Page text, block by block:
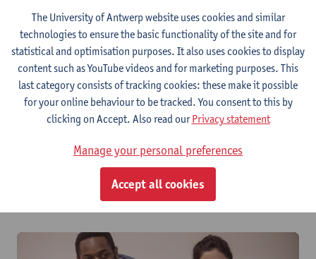
información disponible en inglés.
Elige un programa
The University of Antwerp website uses cookies and similar
technologies to ensure the basic functionality of the site and for
statistical and optimisation purposes. It also uses cookies to display
content such as YouTube videos and for marketing purposes. This
last category consists of tracking cookies: these make it possible
for your online behaviour to be tracked. You consent to this by
clicking on Accept. Also read ourPrivacy statement
Manage your personal preferences
Accept all cookies